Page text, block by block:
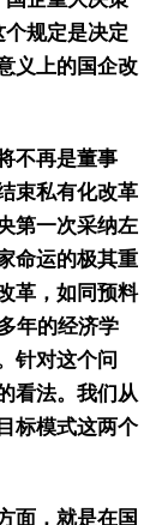
规定是决定
义上的国企改
不再是董事
束私有化改革
第一次采纳左
命运的极其重
革，如同预料
年的经济学
针对这个问
看法。我们从
标模式这两个
面，就是在国